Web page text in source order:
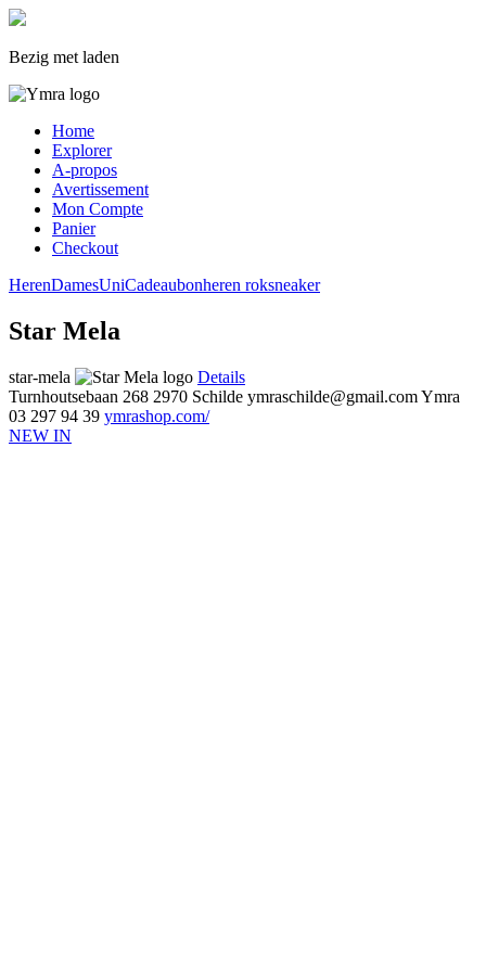
Bezig met laden
Home
Explorer
A-propos
Avertissement
Mon Compte
Panier
Checkout
HerenDamesUniCadeaubonheren roksneaker
Star Mela
star-mela
Details
Turnhoutsebaan 268 2970 Schilde ymraschilde@gmail.comYmra
03 297 94 39 ymrashop.com/
NEW IN